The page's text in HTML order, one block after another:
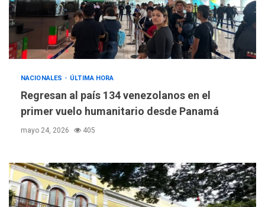
NACIONALES ÚLTIMA HORA
Regresan al país 134 venezolanos en el
primer vuelo humanitario desde Panamá
mayo 24, 2026 405